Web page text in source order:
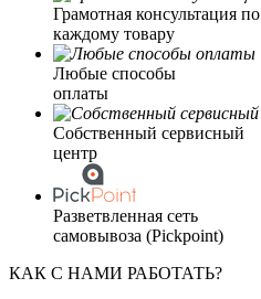
Грамотная консультация по
каждому товару
Любые способы
оплаты
Собственный сервисный
центр
Разветвленная сеть
самовывоза (Pickpoint)
КАК С НАМИ РАБОТАТЬ?